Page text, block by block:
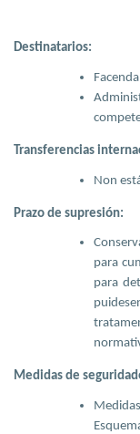
Destinatarios:
Transferencias
Non
Prazo de supresión:
para
para
Medidas de